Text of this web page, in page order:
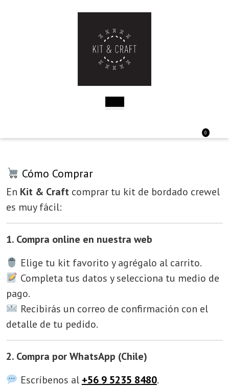
/
de
0
Cómo Comprar
En Kit & Craft comprar tu kit de bordado crewel
es muy fácil:
1. Compra online en nuestra web
Elige tu kit favorito y agrégalo al carrito.
Completa tus datos y selecciona tu medio de
pago.
Recibirás un correo de confirmación con el
detalle de tu pedido.
2. Compra por WhatsApp (Chile)
Escríbenos al +56 9 5235 8480.